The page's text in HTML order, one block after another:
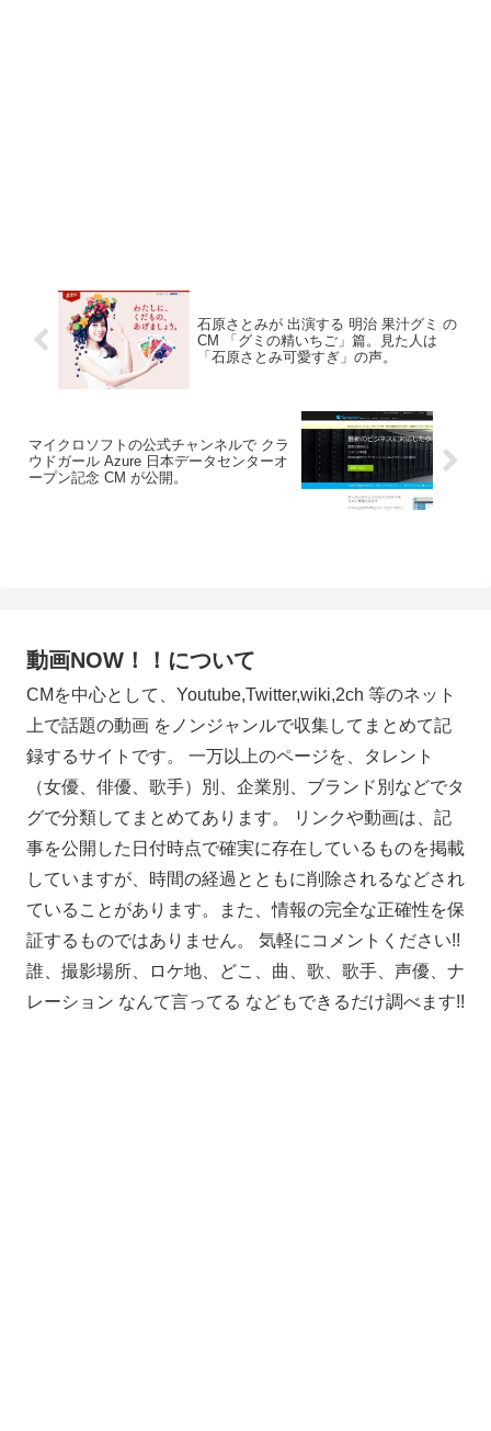
石原さとみが 出演する 明治 果汁グミ の
CM 「グミの精いちご」篇。見た人は
「石原さとみ可愛すぎ」の声。
マイクロソフトの公式チャンネルで クラ
ウドガール Azure 日本データセンターオ
ープン記念 CM が公開。
動画NOW！！について
CMを中心として、Youtube,Twitter,wiki,2ch 等のネット
上で話題の動画 をノンジャンルで収集してまとめて記
録するサイトです。 一万以上のページを、タレント
（女優、俳優、歌手）別、企業別、ブランド別などでタ
グで分類してまとめてあります。 リンクや動画は、記
事を公開した日付時点で確実に存在しているものを掲載
していますが、時間の経過とともに削除されるなどされ
ていることがあります。また、情報の完全な正確性を保
証するものではありません。 気軽にコメントください!!
誰、撮影場所、ロケ地、どこ、曲、歌、歌手、声優、ナ
レーション なんて言ってる などもできるだけ調べます!!